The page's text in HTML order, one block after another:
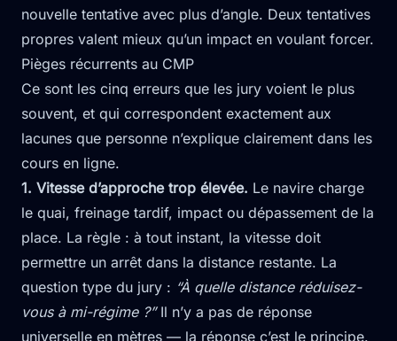
nouvelle tentative avec plus d’angle. Deux tentatives
propres valent mieux qu’un impact en voulant forcer.
Pièges récurrents au CMP
Ce sont les cinq erreurs que les jury voient le plus
souvent, et qui correspondent exactement aux
lacunes que personne n’explique clairement dans les
cours en ligne.
1. Vitesse d’approche trop élevée. Le navire charge
le quai, freinage tardif, impact ou dépassement de la
place. La règle : à tout instant, la vitesse doit
permettre un arrêt dans la distance restante. La
question type du jury : “À quelle distance réduisez-
vous à mi-régime ?”Il n’y a pas de réponse
universelle en mètres — la réponse c’est le principe.